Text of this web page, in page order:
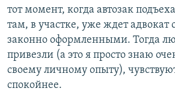
тот момент, когда автозак
там, в участке, уже ждет
законно оформленными. Тогда
привезли (а это я просто знаю
своему личному опыту),
спокойнее.